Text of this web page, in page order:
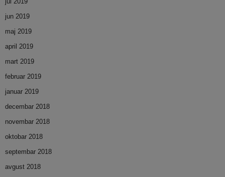
jun 2019
maj 2019
april 2019
mart 2019
februar 2019
januar 2019
decembar 2018
novembar 2018
oktobar 2018
septembar 2018
avgust 2018